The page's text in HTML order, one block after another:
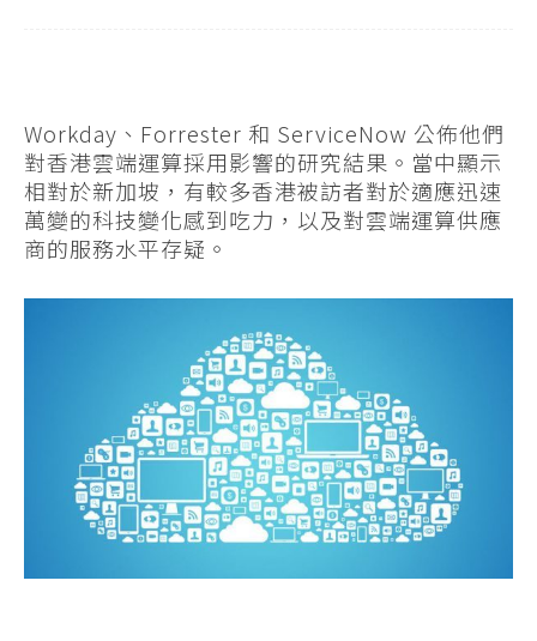
Workday、Forrester 和 ServiceNow 公佈他們
對香港雲端運算採用影響的研究結果。當中顯示
相對於新加坡，有較多香港被訪者對於適應迅速
萬變的科技變化感到吃力，以及對雲端運算供應
商的服務水平存疑。